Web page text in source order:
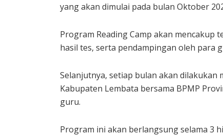
yang akan dimulai pada bulan Oktober
Program Reading Camp akan mencakup
hasil tes, serta pendampingan oleh para
Selanjutnya, setiap bulan akan dilakukan
Kabupaten Lembata bersama BPMP
guru.
Program ini akan berlangsung selama 3